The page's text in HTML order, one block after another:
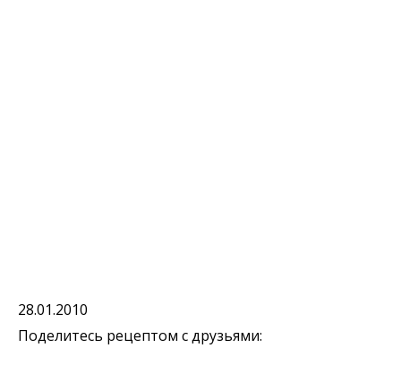
28.01.2010
Поделитесь рецептом с друзьями: